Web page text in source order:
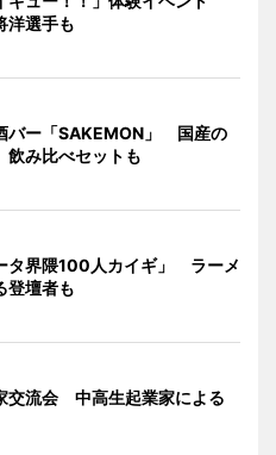
洋選手も
バー「SAKEMON」 国産の
飲み比べセットも
タ界隈100人カイギ」 ラーメ
登壇者も
交流会 中高生起業家による